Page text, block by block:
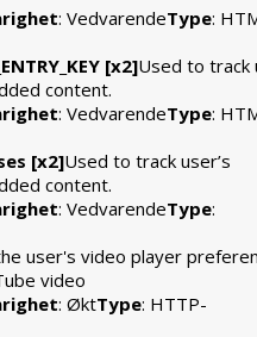
: VedvarendeType:
[x2]Used to track
content.
: VedvarendeType:
[x2]Used to track user’s
content.
: VedvarendeType:
user's video player
video
: ØktType: HTTP-